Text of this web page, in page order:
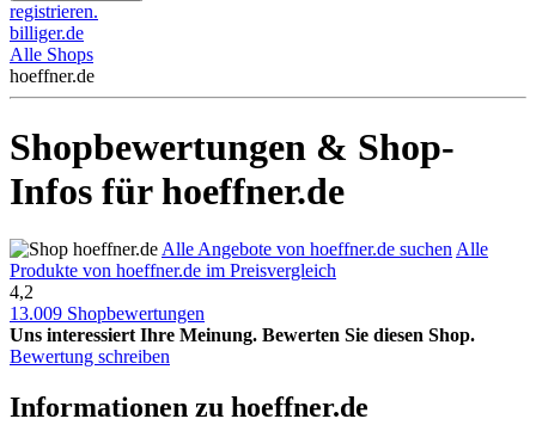
registrieren.
billiger.de
Alle Shops
hoeffner.de
Shopbewertungen & Shop-
Infos für hoeffner.de
Alle Angebote von hoeffner.de suchen Alle
Produkte von hoeffner.de im Preisvergleich
4,2
13.009 Shopbewertungen
Uns interessiert Ihre Meinung. Bewerten Sie diesen Shop.
Bewertung schreiben
Informationen zu hoeffner.de